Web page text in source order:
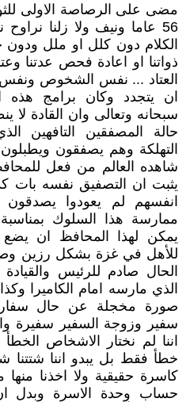
مضى على الرصاصة الاولى
56 عاما ونيف ولا زلنا
الكلام دون كلل او ملل
ذواتنا او اعادة فحص عدتنا
العتاد ... نفس الشخوص ونفس
ان يتجدد وكان برامج هذه
سبحانه وتعالى وان القادة لا
حالة المصفقين التافهين
التهلكة وهم يصفقون
شاهده العالم من فعل
يثبت ان التصفيق نفسه بات
انفسهم لم يعودوا
ممارسة هذا السلوك
يمكن لهذا المحافظ ان يضع
للأهل في غزة بشكل رزين
الحال صادم للرئيس
الذي مارسه امام الكاميرا
صورة مخجلة عن حال
سفير وزوجة السفير سفيرة
اننا لم نختار الاشخاص
خطأ فقط بل يبدو اننا شتتنا
كاسرة حقيقية ولا اخذنا
حساب وحدة الاسرة وبدل